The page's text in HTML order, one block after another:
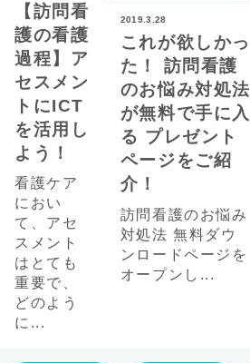
【訪問看
護の看護
過程】ア
セスメン
トにICT
を活用し
よう！
看護ケア
におい
て、アセ
スメント
はとても
重要で、
どのよう
に...
2019.3.28
これが欲しかっ
た！ 訪問看護
のお悩み対処法
が無料で手に入
る プレゼント
ページをご紹
介！
訪問看護のお悩み
対処法 無料ダウ
ンロードページを
オープンし...